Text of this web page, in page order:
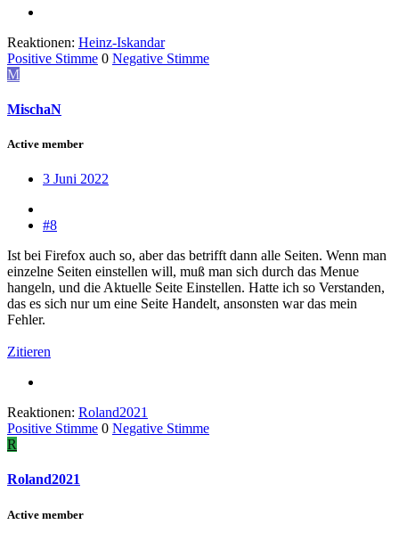
Reaktionen: Heinz-Iskandar
Positive Stimme 0 Negative Stimme
M
MischaN
Active member
3 Juni 2022
#8
Ist bei Firefox auch so, aber das betrifft dann alle Seiten. Wenn man
einzelne Seiten einstellen will, muß man sich durch das Menue
hangeln, und die Aktuelle Seite Einstellen. Hatte ich so Verstanden,
das es sich nur um eine Seite Handelt, ansonsten war das mein
Fehler.
Zitieren
Reaktionen: Roland2021
Positive Stimme 0 Negative Stimme
R
Roland2021
Active member